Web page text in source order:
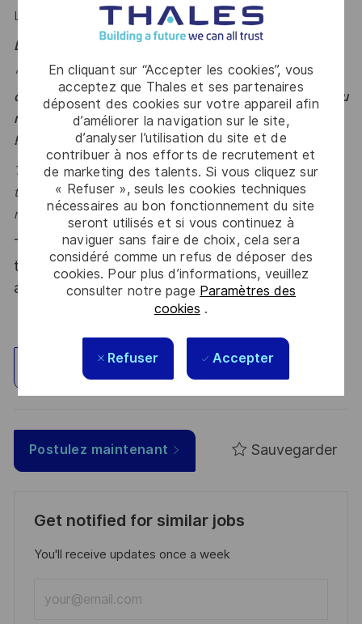
En cliquant sur “Accepter les cookies”, vous
acceptez que Thales et ses partenaires
déposent des cookies sur votre appareil afin
d’améliorer la navigation sur le site,
d’analyser l’utilisation du site et de
contribuer à nos efforts de recrutement et
de marketing des talents. Si vous cliquez sur
« Refuser », seuls les cookies techniques
nécessaires au bon fonctionnement du site
seront utilisés et si vous continuez à
naviguer sans faire de choix, cela sera
considéré comme un refus de déposer des
cookies. Pour plus d’informations, veuillez
consulter notre page Paramètres des
cookies .
Refuser Accepter
La maîtrise courante de l’anglais est requise.
Le mot de l'équipe
" Rejoignez-nous pour être au cœur de la transformation
des DSI de nos clients, et contribuer à façonner l'avenir du
numérique au sein d’une Direction innovante et engagée
!"
Thales, entreprise Handi-Engagée, reconnait tous les
talents. La diversité est notre meilleur atout. Postulez et
rejoignez nous !
Thales, entreprise Handi-Engagée, reconnait
tous les talents. La diversité est notre meilleur
atout. Postulez et rejoignez nous !
Explorez un site
Postulez maintenant Sauvegarder
Get notified for similar jobs
You'll receive updates once a week
Email